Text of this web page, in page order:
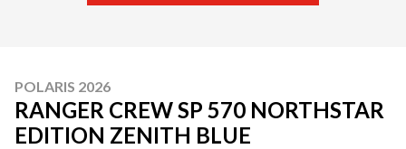
POLARIS 2026
RANGER CREW SP 570 NORTHSTAR
EDITION ZENITH BLUE